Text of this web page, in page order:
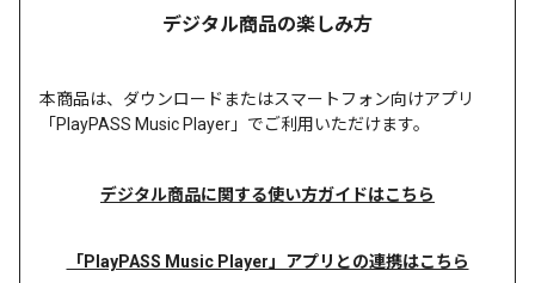
デジタル商品の楽しみ方
本商品は、 ダウンロードまたはスマートフォン向けアプリ
「PlayPASS Music Player」でご利用いただけます。
デジタル商品に関する使い方ガイドはこちら
「PlayPASS Music Player」アプリとの連携はこちら